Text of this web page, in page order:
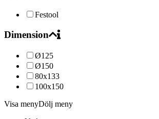
Festool
Dimension
Ø125
Ø150
80x133
100x150
Visa menyDölj meny